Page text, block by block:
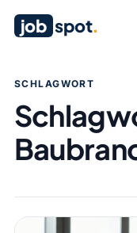
job spot.
SCHLAGWORT